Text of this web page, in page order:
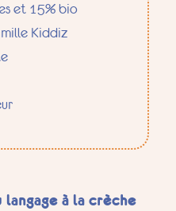
et 15% bio
Kiddiz
à la crèche